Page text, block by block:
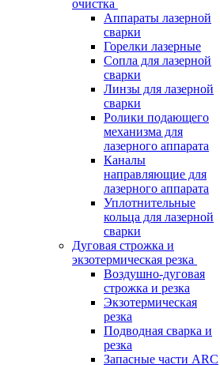
очистка
Аппараты лазерной
сварки
Горелки лазерные
Сопла для лазерной
сварки
Линзы для лазерной
сварки
Ролики подающего
механизма для
лазерного аппарата
Каналы
направляющие для
лазерного аппарата
Уплотнительные
кольца для лазерной
сварки
Дуговая строжка и
экзотермическая резка
Воздушно-дуговая
строжка и резка
Экзотермическая
резка
Подводная сварка и
резка
Запасные части ARC